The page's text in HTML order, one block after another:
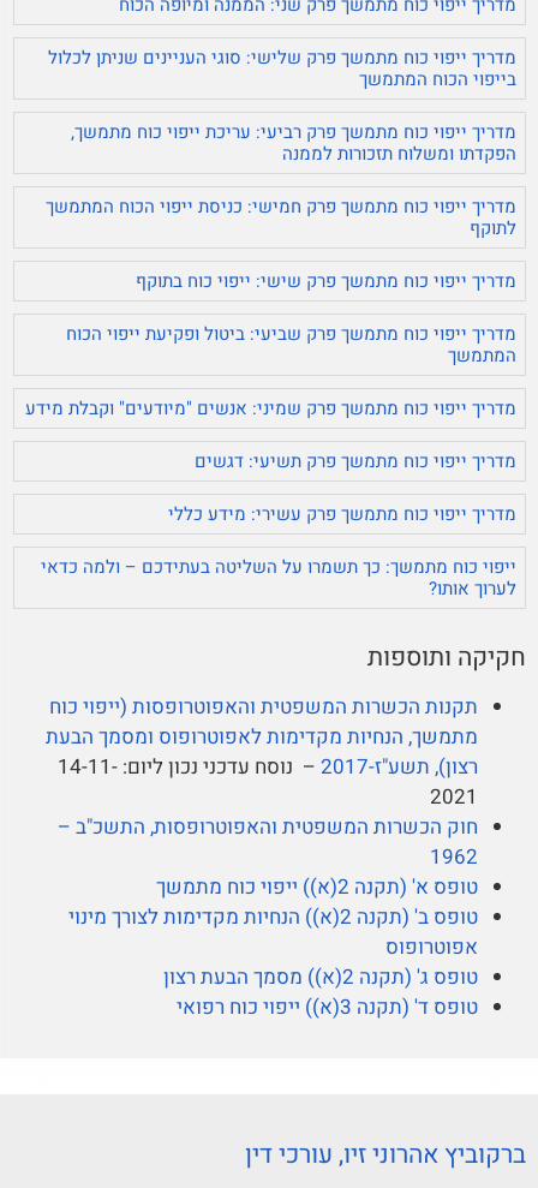
מדריך ייפוי כוח מתמשך פרק שלישי: סוגי העניינים שניתן לכלול
בייפוי הכוח המתמשך
מדריך ייפוי כוח מתמשך פרק רביעי: עריכת ייפוי כוח מתמשך,
הפקדתו ומשלוח תזכורות לממנה
מדריך ייפוי כוח מתמשך פרק חמישי: כניסת ייפוי הכוח המתמשך
לתוקף
מדריך ייפוי כוח מתמשך פרק שישי: ייפוי כוח בתוקף
מדריך ייפוי כוח מתמשך פרק שביעי: ביטול ופקיעת ייפוי הכוח
המתמשך
מדריך ייפוי כוח מתמשך פרק שמיני: אנשים "מיודעים" וקבלת מידע
מדריך ייפוי כוח מתמשך פרק תשיעי: דגשים
מדריך ייפוי כוח מתמשך פרק עשירי: מידע כללי
ייפוי כוח מתמשך: כך תשמרו על השליטה בעתידכם – ולמה כדאי
לערוך אותו?
חקיקה ותוספות
תקנות הכשרות המשפטית והאפוטרופסות (ייפוי כוח
מתמשך, הנחיות מקדימות לאפוטרופוס ומסמך הבעת
רצון), תשע"ז-2017
– נוסח עדכני נכון ליום: 14-11-
2021
חוק הכשרות המשפטית והאפוטרופסות, התשכ"ב –
1962
טופס א' (תקנה 2(א)) ייפוי כוח מתמשך
טופס ב' (תקנה 2(א)) הנחיות מקדימות לצורך מינוי
אפוטרופוס
טופס ג' (תקנה 2(א)) מסמך הבעת רצון
טופס ד' (תקנה 3(א)) ייפוי כוח רפואי
ברקוביץ אהרוני זיו, עורכי דין